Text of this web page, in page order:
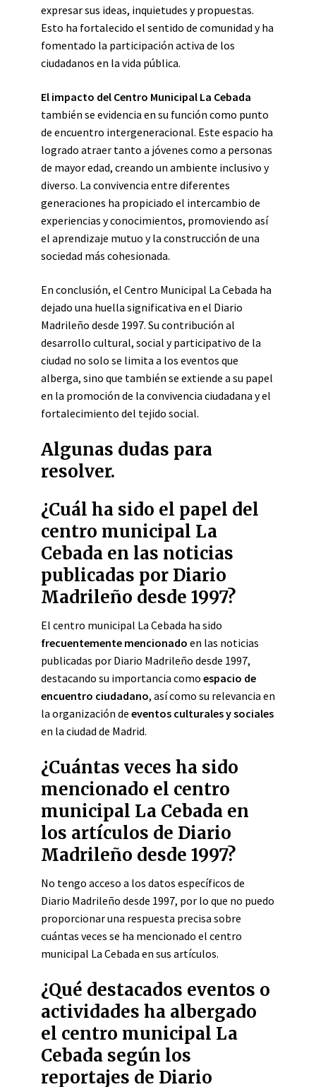
expresar sus ideas, inquietudes y propuestas.
Esto ha fortalecido el sentido de comunidad y ha
fomentado la participación activa de los
ciudadanos en la vida pública.
El impacto del Centro Municipal La Cebada
también se evidencia en su función como punto
de encuentro intergeneracional. Este espacio ha
logrado atraer tanto a jóvenes como a personas
de mayor edad, creando un ambiente inclusivo y
diverso. La convivencia entre diferentes
generaciones ha propiciado el intercambio de
experiencias y conocimientos, promoviendo así
el aprendizaje mutuo y la construcción de una
sociedad más cohesionada.
En conclusión, el Centro Municipal La Cebada ha
dejado una huella significativa en el Diario
Madrileño desde 1997. Su contribución al
desarrollo cultural, social y participativo de la
ciudad no solo se limita a los eventos que
alberga, sino que también se extiende a su papel
en la promoción de la convivencia ciudadana y el
fortalecimiento del tejido social.
Algunas dudas para
resolver.
¿Cuál ha sido el papel del
centro municipal La
Cebada en las noticias
publicadas por Diario
Madrileño desde 1997?
El centro municipal La Cebada ha sido
frecuentemente mencionado en las noticias
publicadas por Diario Madrileño desde 1997,
destacando su importancia como espacio de
encuentro ciudadano, así como su relevancia en
la organización de eventos culturales y sociales
en la ciudad de Madrid.
¿Cuántas veces ha sido
mencionado el centro
municipal La Cebada en
los artículos de Diario
Madrileño desde 1997?
No tengo acceso a los datos específicos de
Diario Madrileño desde 1997, por lo que no puedo
proporcionar una respuesta precisa sobre
cuántas veces se ha mencionado el centro
municipal La Cebada en sus artículos.
¿Qué destacados eventos o
actividades ha albergado
el centro municipal La
Cebada según los
reportajes de Diario